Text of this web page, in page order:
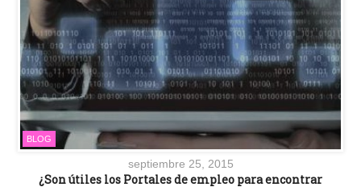
BLOG
septiembre 25, 2015
¿Son útiles los Portales de empleo para encontrar